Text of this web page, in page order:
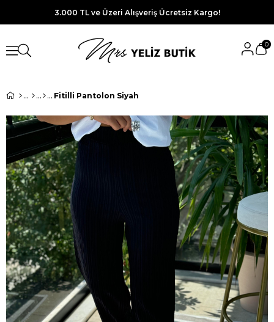
3.000 TL ve Üzeri Alışveriş Ücretsiz Kargo!
0
Fitilli Pantolon Siyah